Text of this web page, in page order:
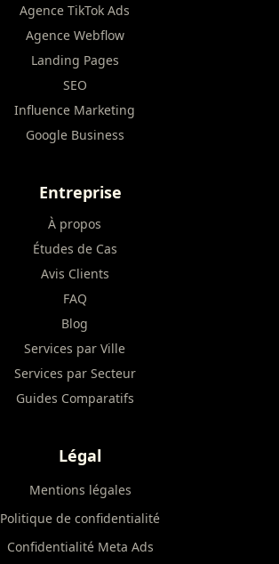
Agence TikTok Ads
Agence Webflow
Landing Pages
SEO
Influence Marketing
Google Business
Entreprise
À propos
Études de Cas
Avis Clients
FAQ
Blog
Services par Ville
Services par Secteur
Guides Comparatifs
Légal
Mentions légales
Politique de confidentialité
Confidentialité Meta Ads